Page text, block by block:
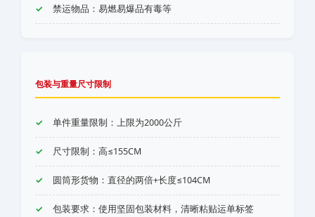
禁运物品：易燃易爆品有毒等
包装与重量尺寸限制
单件重量限制：上限为2000公斤
尺寸限制：高≤155CM
圆筒形货物：直径的两倍+长度≤104CM
包装要求：使用坚固包装材料，清晰粘贴运单标签